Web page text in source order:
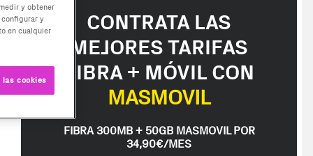
CONTRATA LAS
MEJORES TARIFAS
FIBRA + MÓVIL CON
MASMOVIL
FIBRA 300MB + 50GB MASMOVIL POR
34,90€/MES
y obtener
y
en cualquier
cookies